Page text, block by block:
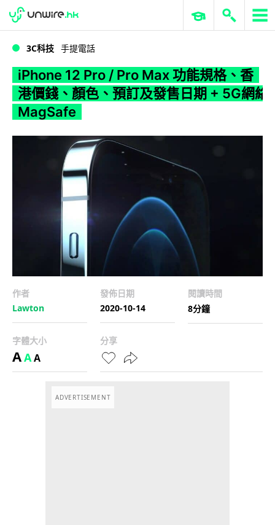
WWDC 2026 ERP 與商業 AI
3C科技 手提電話
iPhone 12 Pro / Pro Max 功能規格、香
港價錢、顏色、預訂及發售日期 + 5G網絡
MagSafe
作者
Lawton
發佈日期
2020-10-14
閱讀時間
8分鐘
字體大小
AAA
分享
ADVERTISEMENT